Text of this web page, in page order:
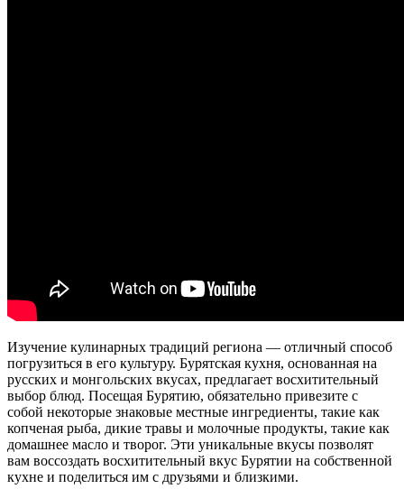
Изучение кулинарных традиций региона — отличный способ
погрузиться в его культуру. Бурятская кухня, основанная на
русских и монгольских вкусах, предлагает восхитительный
выбор блюд. Посещая Бурятию, обязательно привезите с
собой некоторые знаковые местные ингредиенты, такие как
копченая рыба, дикие травы и молочные продукты, такие как
домашнее масло и творог. Эти уникальные вкусы позволят
вам воссоздать восхитительный вкус Бурятии на собственной
кухне и поделиться им с друзьями и близкими.